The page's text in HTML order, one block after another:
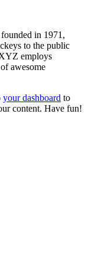
in 1971,
to the public
employs
awesome
your dashboard to
content. Have fun!